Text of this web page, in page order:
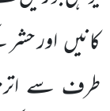
کانیں اور
طرف سے